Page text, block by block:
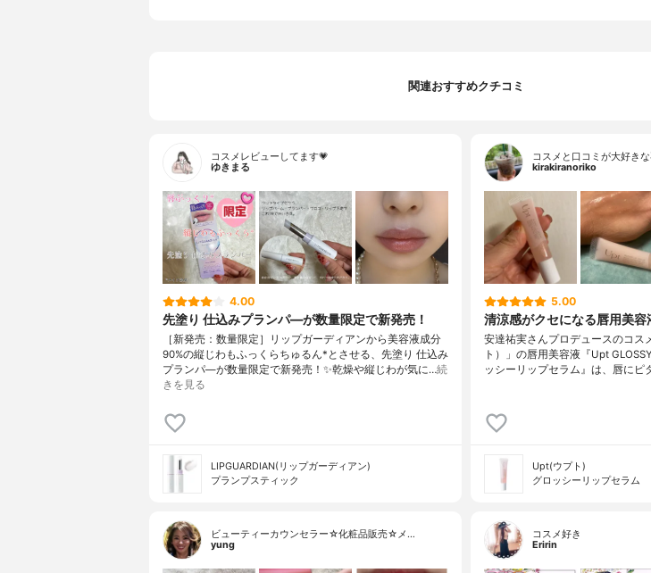
関連おすすめクチコミ
コスメレビューしてます💗
ゆきまる
4.00
先塗り 仕込みプランパ―が数量限定で新発売！
［新発売：数量限定］リップガーディアンから美容液成分
90%の縦じわもふっくらちゅるん*とさせる、先塗り 仕込み
プランパ―が数量限定で新発売！✨乾燥や縦じわが気に…続
きを見る
LIPGUARDIAN(リップガーディアン)
プランプスティック
コスメと口コミが大好き
kirakiranoriko
5.00
清涼感がクセになる唇用美容
安達祐実さんプロデュースのコス
ト）」の唇用美容液『Upt
ッシーリップセラム』は、唇にピ
Upt(ウプト)
グロッシーリップセラム
ビューティーカウンセラー☆化粧品販売☆メ…
yung
コスメ好き
Eririn